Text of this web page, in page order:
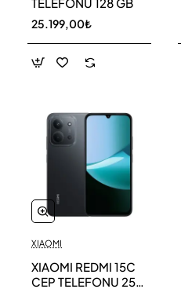
25.199,00₺
XIAOMI
XIAOMI REDMI 15C
CEP TELEFONU 256